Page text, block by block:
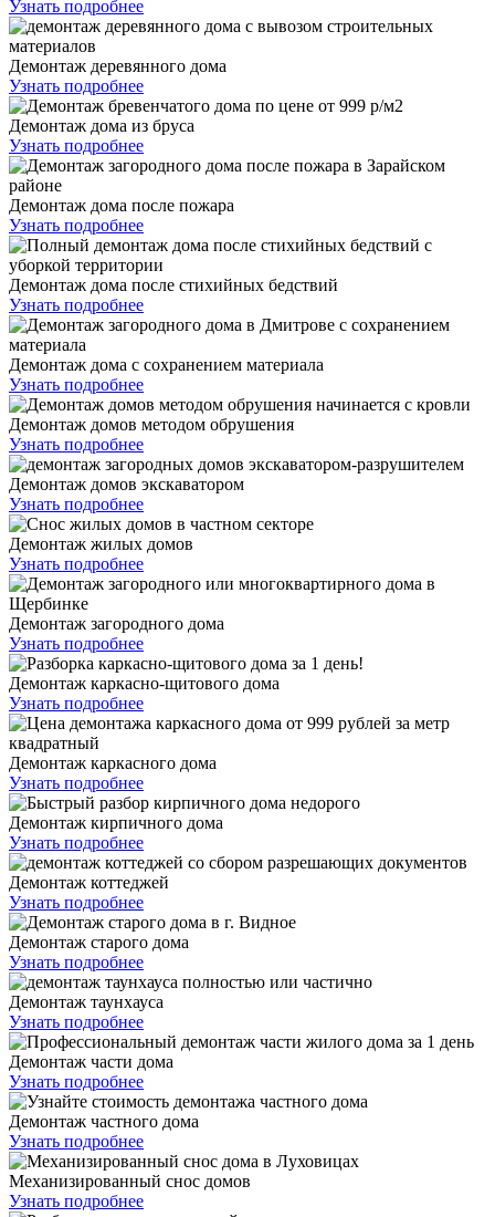
Узнать подробнее
Демонтаж деревянного дома
Узнать подробнее
Демонтаж дома из бруса
Узнать подробнее
Демонтаж дома после пожара
Узнать подробнее
Демонтаж дома после стихийных бедствий
Узнать подробнее
Демонтаж дома с сохранением материала
Узнать подробнее
Демонтаж домов методом обрушения
Узнать подробнее
Демонтаж домов экскаватором
Узнать подробнее
Демонтаж жилых домов
Узнать подробнее
Демонтаж загородного дома
Узнать подробнее
Демонтаж каркасно-щитового дома
Узнать подробнее
Демонтаж каркасного дома
Узнать подробнее
Демонтаж кирпичного дома
Узнать подробнее
Демонтаж коттеджей
Узнать подробнее
Демонтаж старого дома
Узнать подробнее
Демонтаж таунхауса
Узнать подробнее
Демонтаж части дома
Узнать подробнее
Демонтаж частного дома
Узнать подробнее
Механизированный снос домов
Узнать подробнее